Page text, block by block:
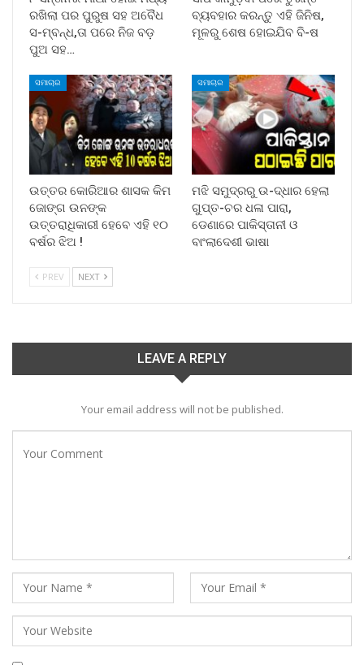
ରଖିଲା ପର ପୁରୁଷ ସହ ଅବୈଧ
ସ-ମ୍ବନ୍ଧ,ତା ପରେ ନିଜ ବଡ଼
ପୁଅ ସହ…
ବ୍ୟବହାର କରନ୍ତୁ ଏହି ଜିନିଷ,
ମୂଳରୁ ଶେଷ ହୋଇଯିବ ବି-ଷ
ସମାଚାର
ଉତ୍ତର କୋରିଆର ଶାସକ କିମ
ଜୋଙ୍ଗ ଉନଙ୍କ
ଉତ୍ତରାଧିକାରୀ ହେବେ ଏହି ୧୦
ବର୍ଷର ଝିଅ !
ସମାଚାର
ମଝି ସମୁଦ୍ରରୁ ଉ-ଦ୍ଧାର ହେଲା
ଗୁପ୍ତ-ଚର ଧଳା ପାରା,
ଡେଣାରେ ପାକିସ୍ତାନୀ ଓ
ବାଂଲାଦେଶୀ ଭାଷା
PREV NEXT
LEAVE A REPLY
Your email address will not be published.